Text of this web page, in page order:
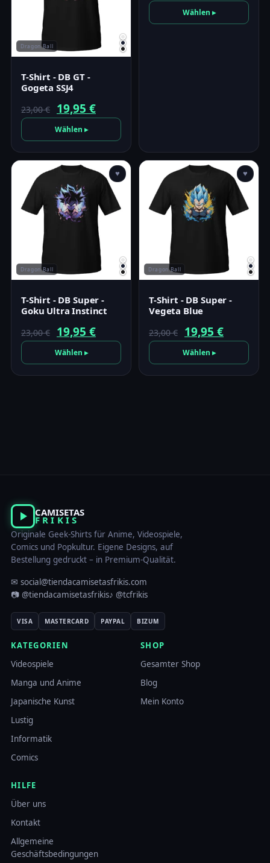
Dragon Ball
T-Shirt - DB GT -
Gogeta SSJ4
23,00€
Ursprünglicher
Preis
war:
23,00 €
19,95 €Aktueller
Preis
ist:
19,95 €.
Wählen ▸
Preis
war:
Preis
ist:
Wählen ▸
Dragon Ball
T-Shirt - DB Super -
Goku Ultra Instinct
23,00€
Ursprünglicher
Preis
war:
19,95 €Aktueller
Preis
ist:
Wählen ▸
♥
Dragon Ball
T-Shirt - DB Super -
Vegeta Blue
23,00€
Ursprünglicher
Preis
war:
19,95 €
Preis
ist:
Wählen ▸
♥
CAMISETAS
FRIKIS
Originale Geek-Shirts für Anime, Videospiele,
Comics und Popkultur. Eigene Designs, auf
Bestellung gedruckt – in Premium-Qualität.
✉ social@tiendacamisetasfrikis.com
📷 @tiendacamisetasfrikis♪ @tcfrikis
VISA MASTERCARD PAYPAL BIZUM
KATEGORIEN
Videospiele
Manga und Anime
Japanische Kunst
Lustig
Informatik
Comics
SHOP
Gesamter Shop
Blog
Mein Konto
HILFE
Über uns
Kontakt
Allgemeine
Geschäftsbedingungen